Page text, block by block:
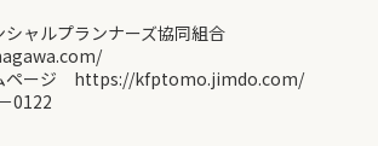
シャルプランナーズ協同組合
ページ https://kfptomo.jimdo.com/
0122